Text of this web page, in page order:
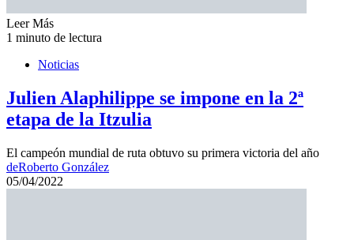
Leer Más
1 minuto de lectura
Noticias
Julien Alaphilippe se impone en la 2ª
etapa de la Itzulia
El campeón mundial de ruta obtuvo su primera victoria del año
deRoberto González
05/04/2022